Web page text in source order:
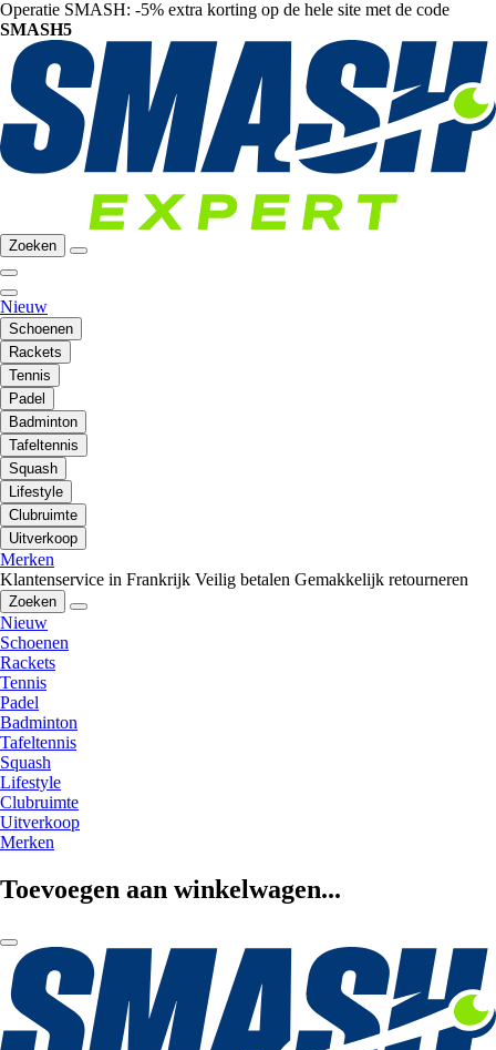
Operatie SMASH: -5% extra korting op de hele site met de code
SMASH5
Zoeken
Nieuw
Schoenen
Rackets
Tennis
Padel
Badminton
Tafeltennis
Squash
Lifestyle
Clubruimte
Uitverkoop
Merken
Klantenservice in Frankrijk Veilig betalen Gemakkelijk retourneren
Zoeken
Nieuw
Schoenen
Rackets
Tennis
Padel
Badminton
Tafeltennis
Squash
Lifestyle
Clubruimte
Uitverkoop
Merken
Toevoegen aan winkelwagen...